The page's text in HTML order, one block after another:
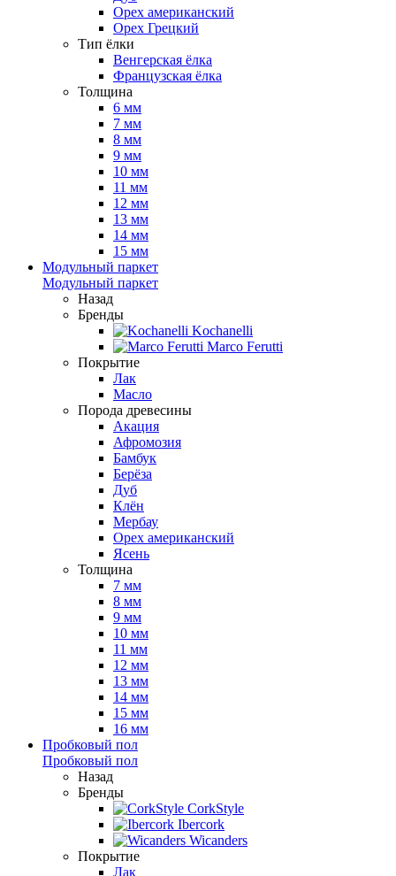
Орех американский
Орех Грецкий
Тип ёлки
Венгерская ёлка
Французская ёлка
Толщина
6 мм
7 мм
8 мм
9 мм
10 мм
11 мм
12 мм
13 мм
14 мм
15 мм
Модульный паркет
Модульный паркет
Назад
Бренды
Kochanelli
Marco Ferutti
Покрытие
Лак
Масло
Порода древесины
Акация
Афромозия
Бамбук
Берёза
Дуб
Клён
Мербау
Орех американский
Ясень
Толщина
7 мм
8 мм
9 мм
10 мм
11 мм
12 мм
13 мм
14 мм
15 мм
16 мм
Пробковый пол
Пробковый пол
Назад
Бренды
CorkStyle
Ibercork
Wicanders
Покрытие
Лак